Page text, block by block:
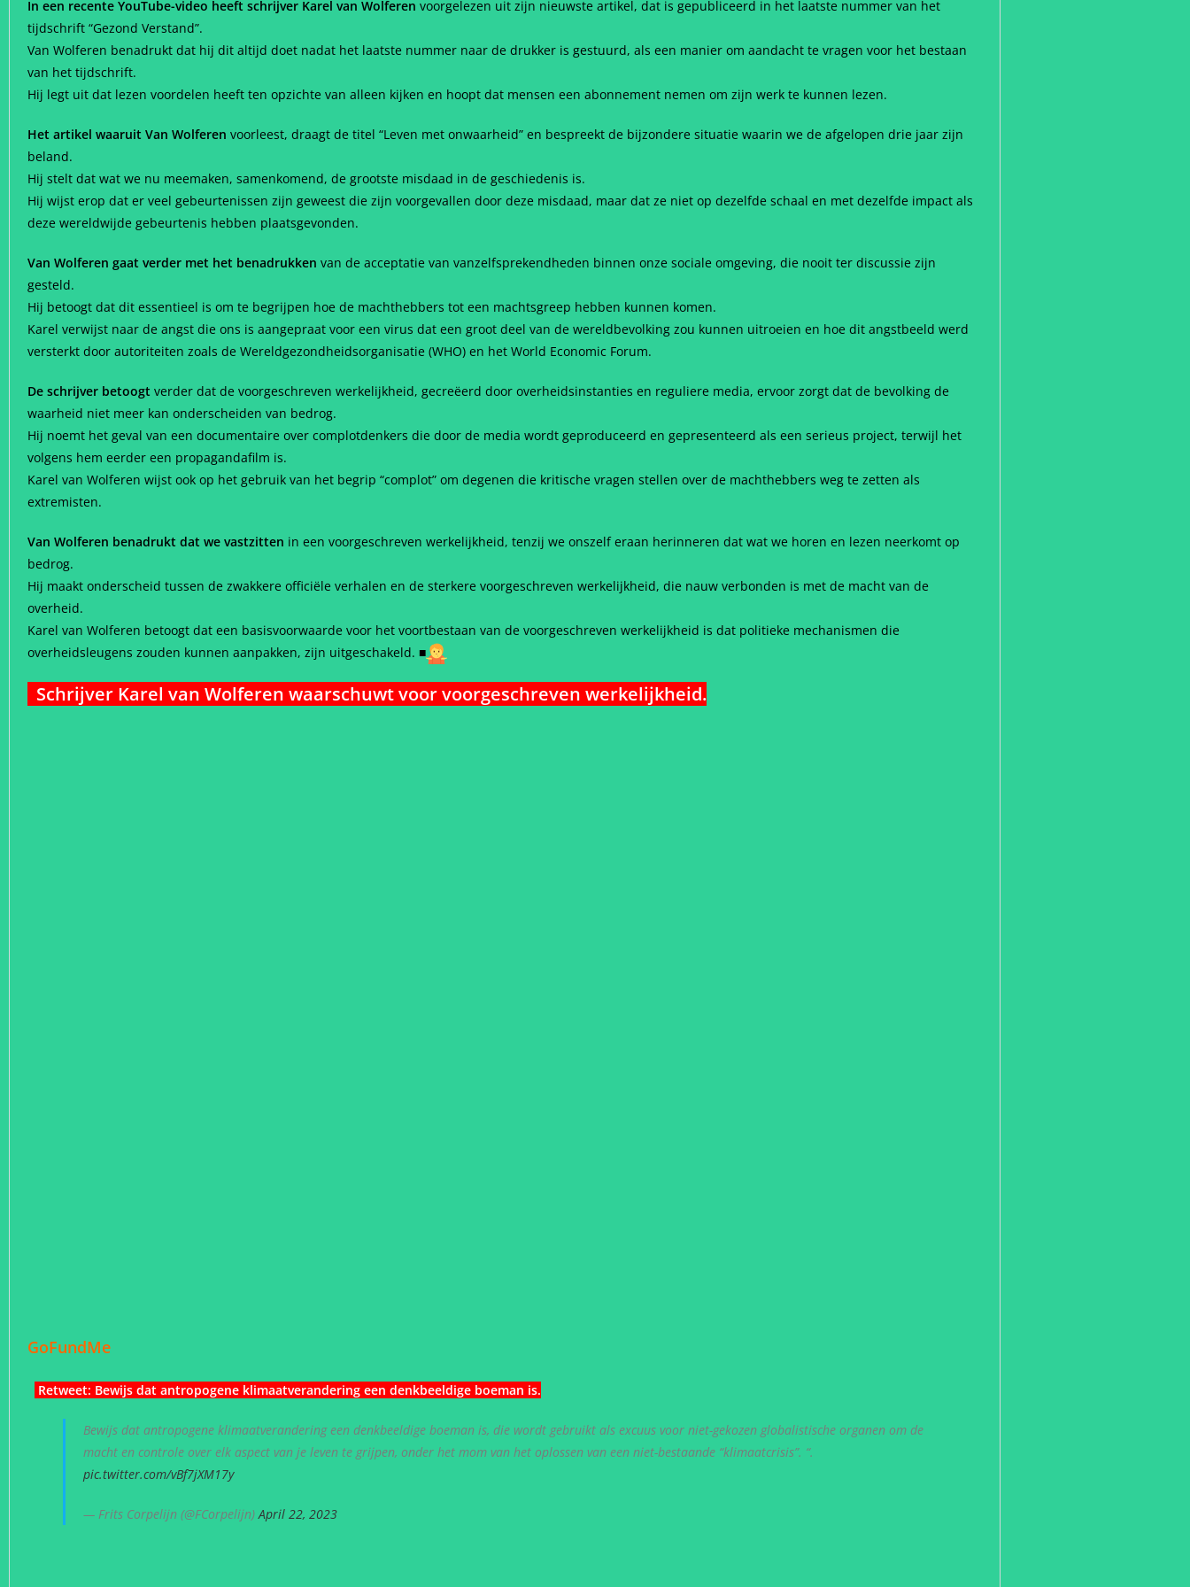
In een recente YouTube-video heeft schrijver Karel van Wolferen voorgelezen uit zijn nieuwste artikel, dat is gepubliceerd in het laatste nummer van het
tijdschrift “Gezond Verstand”.
Van Wolferen benadrukt dat hij dit altijd doet nadat het laatste nummer naar de drukker is gestuurd, als een manier om aandacht te vragen voor het bestaan
van het tijdschrift.
Hij legt uit dat lezen voordelen heeft ten opzichte van alleen kijken en hoopt dat mensen een abonnement nemen om zijn werk te kunnen lezen.
Het artikel waaruit Van Wolferen voorleest, draagt de titel “Leven met onwaarheid” en bespreekt de bijzondere situatie waarin we de afgelopen drie jaar zijn
beland.
Hij stelt dat wat we nu meemaken, samenkomend, de grootste misdaad in de geschiedenis is.
Hij wijst erop dat er veel gebeurtenissen zijn geweest die zijn voorgevallen door deze misdaad, maar dat ze niet op dezelfde schaal en met dezelfde impact als
deze wereldwijde gebeurtenis hebben plaatsgevonden.
Van Wolferen gaat verder met het benadrukken van de acceptatie van vanzelfsprekendheden binnen onze sociale omgeving, die nooit ter discussie zijn
gesteld.
Hij betoogt dat dit essentieel is om te begrijpen hoe de machthebbers tot een machtsgreep hebben kunnen komen.
Karel verwijst naar de angst die ons is aangepraat voor een virus dat een groot deel van de wereldbevolking zou kunnen uitroeien en hoe dit angstbeeld werd
versterkt door autoriteiten zoals de Wereldgezondheidsorganisatie (WHO) en het World Economic Forum.
De schrijver betoogt verder dat de voorgeschreven werkelijkheid, gecreëerd door overheidsinstanties en reguliere media, ervoor zorgt dat de bevolking de
waarheid niet meer kan onderscheiden van bedrog.
Hij noemt het geval van een documentaire over complotdenkers die door de media wordt geproduceerd en gepresenteerd als een serieus project, terwijl het
volgens hem eerder een propagandafilm is.
Karel van Wolferen wijst ook op het gebruik van het begrip “complot” om degenen die kritische vragen stellen over de machthebbers weg te zetten als
extremisten.
Van Wolferen benadrukt dat we vastzitten in een voorgeschreven werkelijkheid, tenzij we onszelf eraan herinneren dat wat we horen en lezen neerkomt op
bedrog.
Hij maakt onderscheid tussen de zwakkere officiële verhalen en de sterkere voorgeschreven werkelijkheid, die nauw verbonden is met de macht van de
overheid.
Karel van Wolferen betoogt dat een basisvoorwaarde voor het voortbestaan van de voorgeschreven werkelijkheid is dat politieke mechanismen die
overheidsleugens zouden kunnen aanpakken, zijn uitgeschakeld. ■
Schrijver Karel van Wolferen waarschuwt voor voorgeschreven werkelijkheid.
GoFundMe
Retweet: Bewijs dat antropogene klimaatverandering een denkbeeldige boeman is.
Bewijs dat antropogene klimaatverandering een denkbeeldige boeman is, die wordt gebruikt als excuus voor niet-gekozen globalistische organen om de
macht en controle over elk aspect van je leven te grijpen, onder het mom van het oplossen van een niet-bestaande “klimaatcrisis”. “.
pic.twitter.com/vBf7jXM17y
— Frits Corpelijn (@FCorpelijn)April 22, 2023